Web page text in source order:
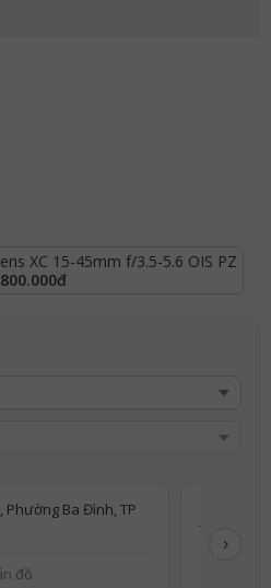
XC 15-45mm f/3.5-5.6 OIS PZ
Phường Ba Đình, TP
đồ
TP Hà Nội
›